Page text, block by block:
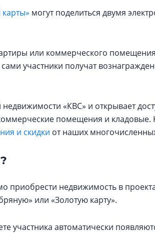
могут поделиться двумя
или коммерческого
участники получат
«КВС» и открывает
помещения и кладовые.
и скидки от наших
приобрести недвижимость в
или «Золотую карту».
участника автоматически